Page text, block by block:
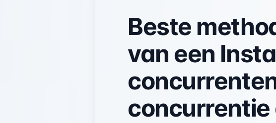
Beste
van een